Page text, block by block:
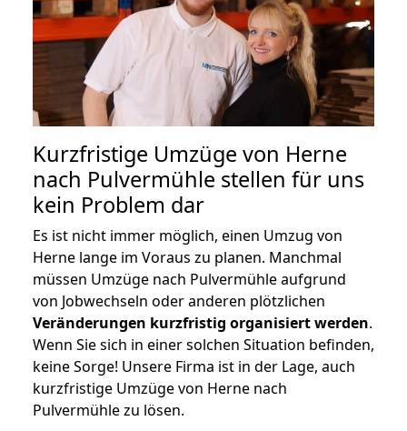
Kurzfristige Umzüge von Herne
nach Pulvermühle stellen für uns
kein Problem dar
Es ist nicht immer möglich, einen Umzug von
Herne lange im Voraus zu planen. Manchmal
müssen Umzüge nach Pulvermühle aufgrund
von Jobwechseln oder anderen plötzlichen
Veränderungen kurzfristig organisiert werden.
Wenn Sie sich in einer solchen Situation befinden,
keine Sorge! Unsere Firma ist in der Lage, auch
kurzfristige Umzüge von Herne nach
Pulvermühle zu lösen.